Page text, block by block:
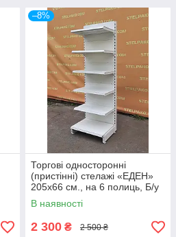
–8%
Торгові односторонні
(пристінні) стелажі «ЕДЕН»
205х66 см., на 6 полиць, Б/у
В наявності
2 300 ₴ 2 500 ₴